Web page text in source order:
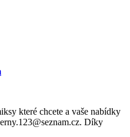
které chcete a vaše nabídky
Díky